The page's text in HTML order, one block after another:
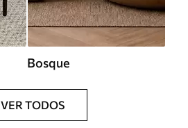
Bosque
VER TODOS